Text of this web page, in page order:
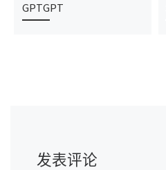
GPTGPT
发表评论